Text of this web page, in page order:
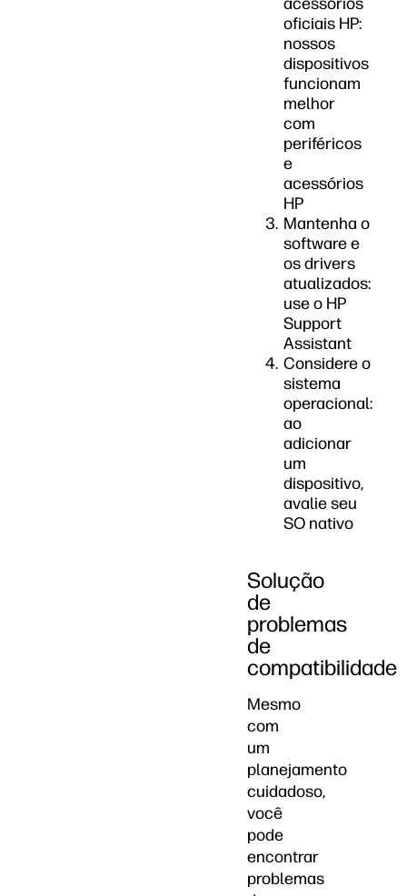
oficiais HP:
nossos
dispositivos
funcionam
melhor
com
periféricos
e
acessórios
HP
Mantenha o
software e
os drivers
atualizados:
use o HP
Support
Assistant
Considere o
sistema
operacional:
ao
adicionar
um
dispositivo,
avalie seu
SO nativo
Solução
de
problemas
de
compatibilidade
Mesmo
com
um
planejamento
cuidadoso,
você
pode
encontrar
problemas